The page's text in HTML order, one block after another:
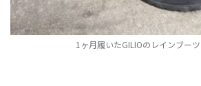
1ヶ月履いたGILIOのレインブーツ